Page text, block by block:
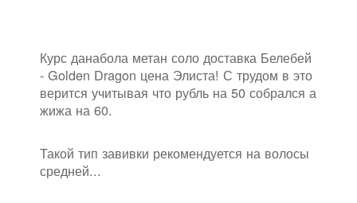
Курс данабола метан соло доставка Белебей
- Golden Dragon цена Элиста! С трудом в это
верится учитывая что рубль на 50 собрался а
жижа на 60.
Такой тип завивки рекомендуется на волосы
средней...